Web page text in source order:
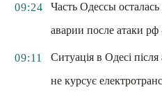
09:24
Часть Одессы осталась
аварии после атаки
09:11
Ситуація в Одесі
не курсує